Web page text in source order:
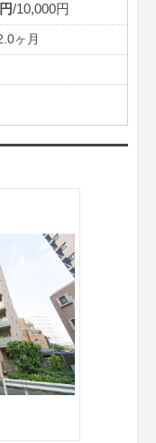
10,000円
ヶ月